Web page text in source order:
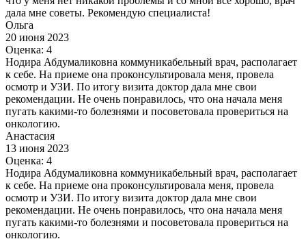
дала мне советы. Рекомендую специалиста!
Ольга
20 июня 2023
Оценка: 4
Нодира Абдумаликовна коммуникабельный врач, располагает
к себе. На приеме она проконсультировала меня, провела
осмотр и УЗИ. По итогу визита доктор дала мне свои
рекомендации. Не очень понравилось, что она начала меня
пугать какими-то болезнями и посоветовала провериться на
онкологию.
Анастасия
13 июня 2023
Оценка: 4
Нодира Абдумаликовна коммуникабельный врач, располагает
к себе. На приеме она проконсультировала меня, провела
осмотр и УЗИ. По итогу визита доктор дала мне свои
рекомендации. Не очень понравилось, что она начала меня
пугать какими-то болезнями и посоветовала провериться на
онкологию.